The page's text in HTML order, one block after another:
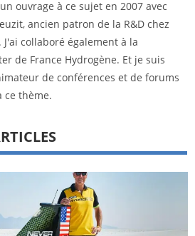
ouvrage à ce sujet en 2007 avec
ancien patron de la R&D chez
J'ai collaboré également à la
de France Hydrogène. Et je suis
de conférences et de forums
ce thème.